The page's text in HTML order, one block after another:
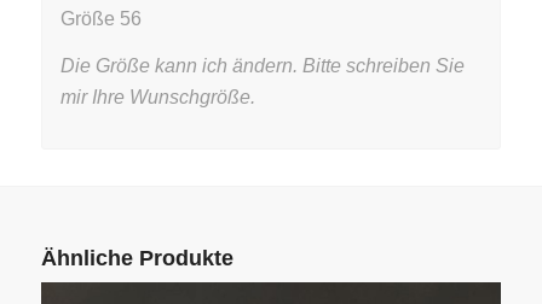
Größe 56
Die Größe kann ich ändern. Bitte schreiben Sie
mir Ihre Wunschgröße.
Ähnliche Produkte